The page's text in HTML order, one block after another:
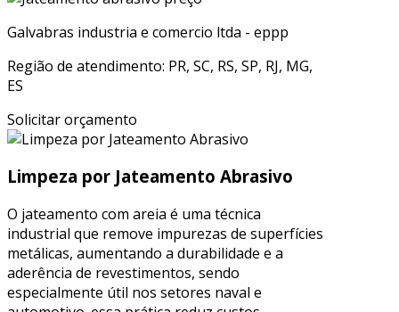
Galvabras industria e comercio ltda - eppp
Região de atendimento: PR, SC, RS, SP, RJ, MG,
ES
Solicitar orçamento
Limpeza por Jateamento Abrasivo
O jateamento com areia é uma técnica
industrial que remove impurezas de superfícies
metálicas, aumentando a durabilidade e a
aderência de revestimentos, sendo
especialmente útil nos setores naval e